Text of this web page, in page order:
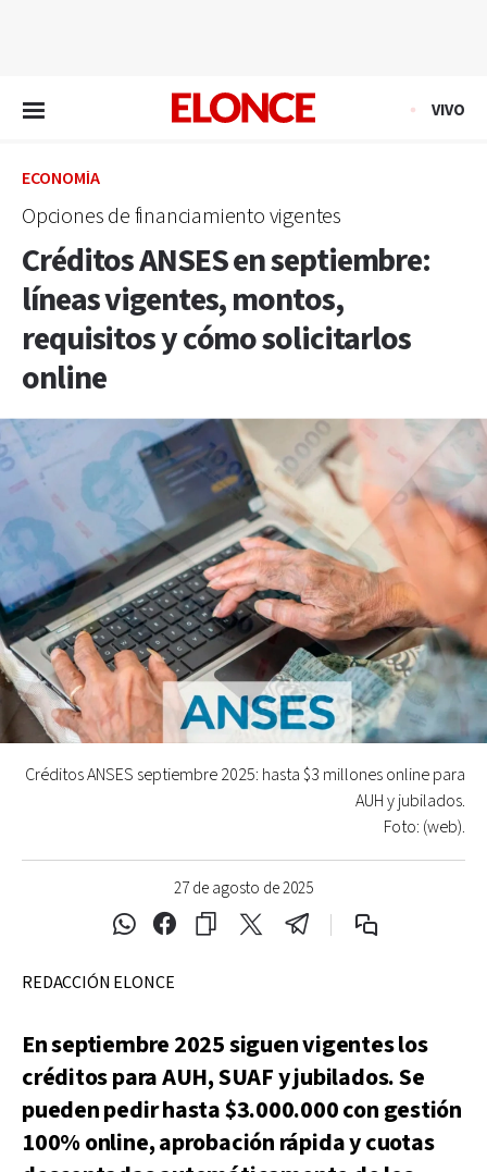
VIVO
ECONOMÍA
Opciones de financiamiento vigentes
Créditos ANSES en septiembre:
líneas vigentes, montos,
requisitos y cómo solicitarlos
online
27 de agosto de 2025
Créditos ANSES septiembre 2025: hasta $3 millones online para
AUH y jubilados.
Foto: (web).
REDACCIÓN ELONCE
En septiembre 2025 siguen vigentes los
créditos para AUH, SUAF y jubilados. Se
pueden pedir hasta $3.000.000 con gestión
100% online, aprobación rápida y cuotas